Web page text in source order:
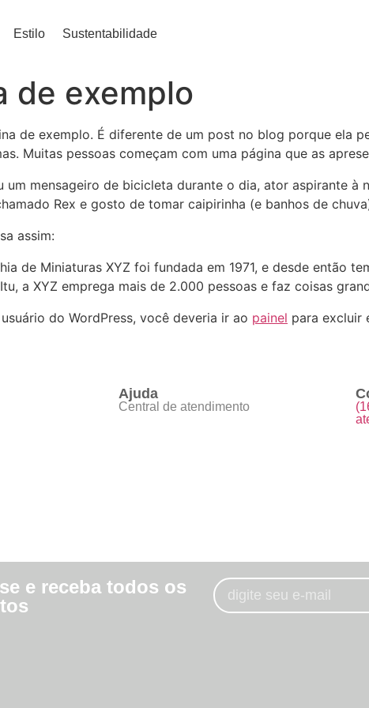
Estilo Sustentabilidade
de exemplo
de exemplo. É diferente de um post no blog porque ela
Muitas pessoas começam com uma página que as
um mensageiro de bicicleta durante o dia, ator aspirante
Rex e gosto de tomar caipirinha (e banhos de
assim:
de Miniaturas XYZ foi fundada em 1971, e desde então
a XYZ emprega mais de 2.000 pessoas e faz coisas
do WordPress, você deveria ir ao painel para excluir
Ajuda
Central de atendimento
e receba todos os